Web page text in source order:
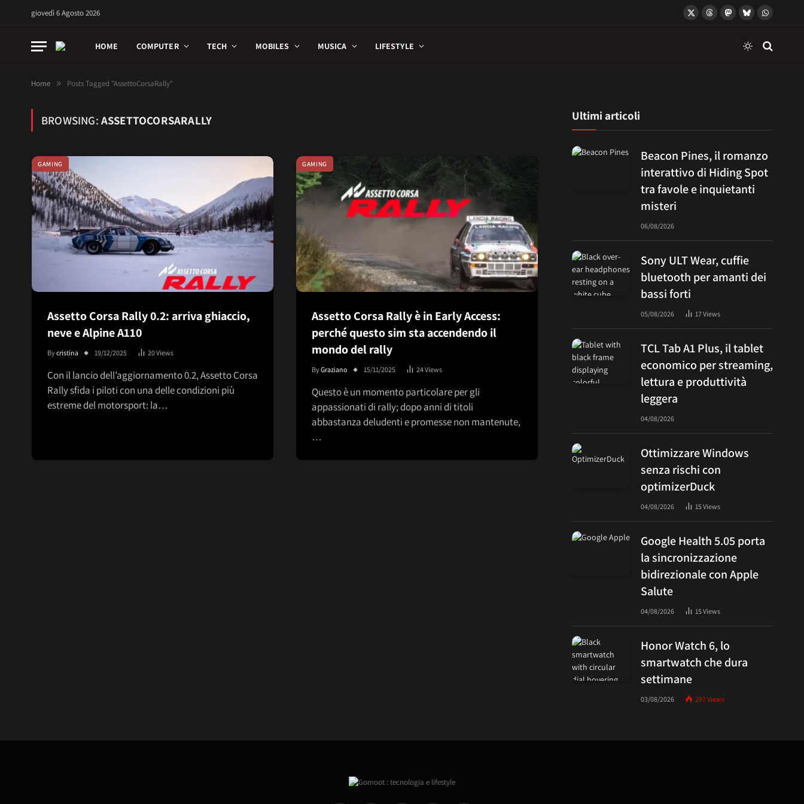
giovedì 6 Agosto 2026
X
ThreadsMastodon
BlueskyWhatsApp
HOME COMPUTER TECH MOBILES MUSICA LIFESTYLE
Home » Posts Tagged "AssettoCorsaRally"
BROWSING: ASSETTOCORSARALLY
GAMING
Assetto Corsa Rally 0.2: arriva ghiaccio,
neve e Alpine A110
Bycristina 19/12/2025 20Views
Con il lancio dell’aggiornamento 0.2, Assetto Corsa
Rally sfida i piloti con una delle condizioni più
estreme del motorsport: la…
GAMING
Assetto Corsa Rally è in Early Access:
perché questo sim sta accendendo il
mondo del rally
ByGraziano 15/11/2025 24Views
Questo è un momento particolare per gli
appassionati di rally; dopo anni di titoli
abbastanza deludenti e promesse non mantenute,
…
Ultimi articoli
Beacon Pines, il romanzo
interattivo di Hiding Spot
tra favole e inquietanti
misteri
06/08/2026
Sony ULT Wear, cuffie
bluetooth per amanti dei
bassi forti
05/08/2026 17Views
TCL Tab A1 Plus, il tablet
economico per streaming,
lettura e produttività
leggera
04/08/2026
Ottimizzare Windows
senza rischi con
optimizerDuck
04/08/2026 15Views
Google Health 5.05 porta
la sincronizzazione
bidirezionale con Apple
Salute
04/08/2026 15Views
Honor Watch 6, lo
smartwatch che dura
settimane
03/08/2026 297Views